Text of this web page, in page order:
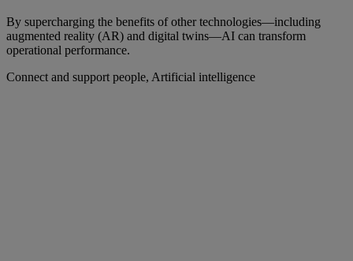
By supercharging the benefits of other technologies—including
augmented reality (AR) and digital twins—AI can transform
operational performance.
Connect and support people, Artificial intelligence